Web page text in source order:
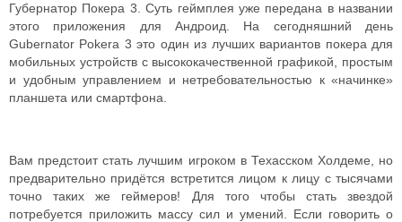
Губернатор Покера 3. Суть геймплея уже передана в названии
этого приложения для Андроид. На сегодняшний день
Gubernator Pokera 3 это один из лучших вариантов покера для
мобильных устройств с высококачественной графикой, простым
и удобным управлением и нетребовательностью к «начинке»
планшета или смартфона.
Вам предстоит стать лучшим игроком в Техасском Холдеме, но
предварительно придётся встретится лицом к лицу с тысячами
точно таких же геймеров! Для того чтобы стать звездой
потребуется приложить массу сил и умений. Если говорить о